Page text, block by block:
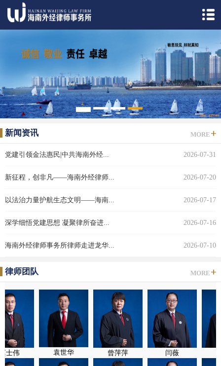
2 3 4
5
新闻资讯 MORE
党建引领金法惠民|中共海南外经... 2026-07-31
新征程，创非凡——海南外经律师... 2026-07-20
以法治力量护航生态文明——海南... 2026-07-17
深学细悟党建思想 凝聚律所奋进... 2026-07-16
海南外经律师事务所律师走进龙华... 2026-07-10
律师团队 MORE
伟 袁世华 曾萍萍 闫薇